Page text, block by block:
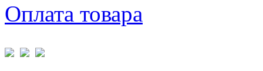
Оплата товара